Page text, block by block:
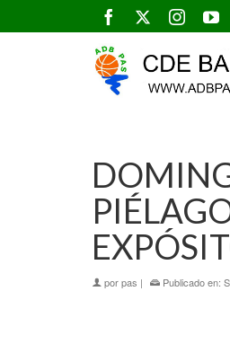
porpas | Publicado en: